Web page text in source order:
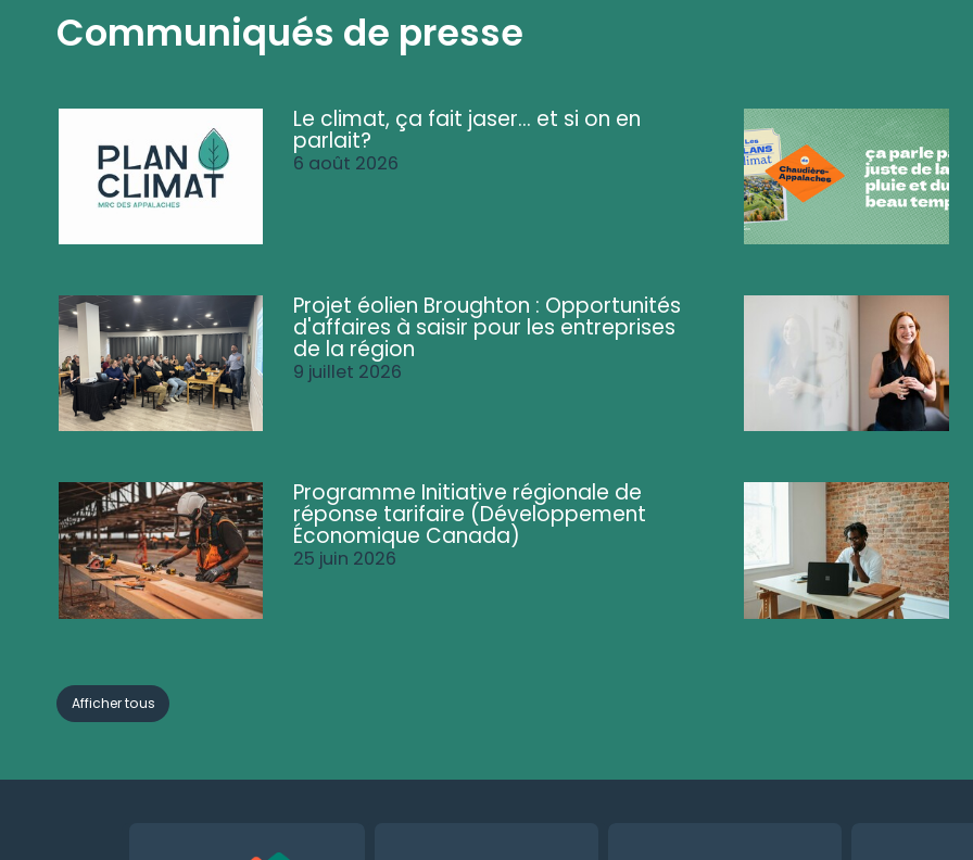
Communiqués de presse
Le climat, ça fait jaser... et si on en
parlait?
6 août 2026
Projet éolien Broughton : Opportunités
d'affaires à saisir pour les entreprises
de la région
9 juillet 2026
Programme Initiative régionale de
réponse tarifaire (Développement
Économique Canada)
25 juin 2026
Afficher tous